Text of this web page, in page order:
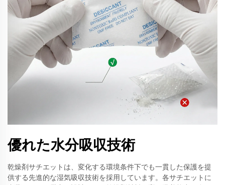
優れた水分吸収技術
乾燥剤サチエットは、変化する環境条件下でも一貫した保護を提
供する先進的な湿気吸収技術を採用しています。各サチエットに